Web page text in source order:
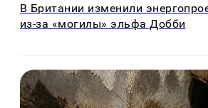
В Британии изменили
из-за «могилы» эльфа Добби